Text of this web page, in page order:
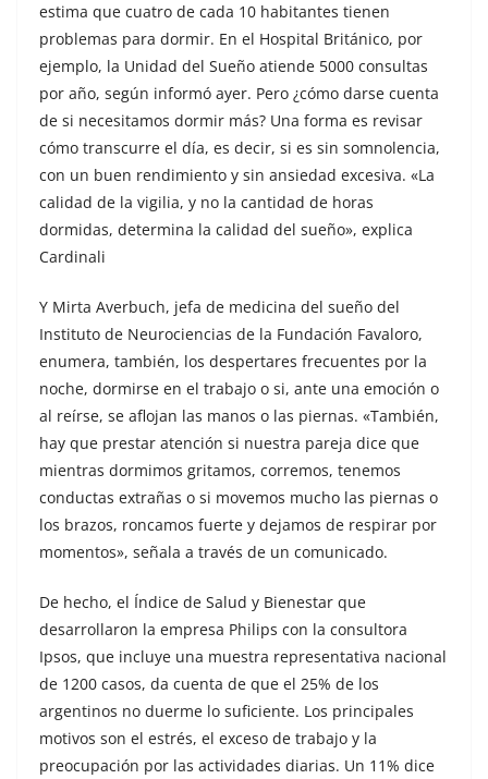
estima que cuatro de cada 10 habitantes tienen
problemas para dormir. En el Hospital Británico, por
ejemplo, la Unidad del Sueño atiende 5000 consultas
por año, según informó ayer. Pero ¿cómo darse cuenta
de si necesitamos dormir más? Una forma es revisar
cómo transcurre el día, es decir, si es sin somnolencia,
con un buen rendimiento y sin ansiedad excesiva. «La
calidad de la vigilia, y no la cantidad de horas
dormidas, determina la calidad del sueño», explica
Cardinali
Y Mirta Averbuch, jefa de medicina del sueño del
Instituto de Neurociencias de la Fundación Favaloro,
enumera, también, los despertares frecuentes por la
noche, dormirse en el trabajo o si, ante una emoción o
al reírse, se aflojan las manos o las piernas. «También,
hay que prestar atención si nuestra pareja dice que
mientras dormimos gritamos, corremos, tenemos
conductas extrañas o si movemos mucho las piernas o
los brazos, roncamos fuerte y dejamos de respirar por
momentos», señala a través de un comunicado.
De hecho, el Índice de Salud y Bienestar que
desarrollaron la empresa Philips con la consultora
Ipsos, que incluye una muestra representativa nacional
de 1200 casos, da cuenta de que el 25% de los
argentinos no duerme lo suficiente. Los principales
motivos son el estrés, el exceso de trabajo y la
preocupación por las actividades diarias. Un 11% dice